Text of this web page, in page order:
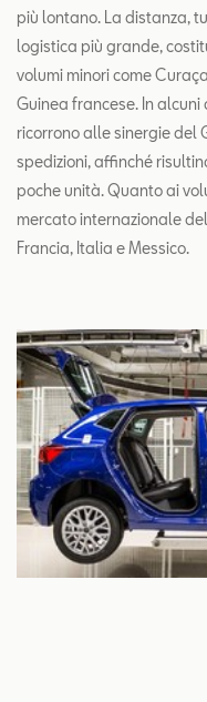
più lontano. La distanza,
logistica più grande,
volumi minori come
Guinea francese. In alcuni
ricorrono alle sinergie del
spedizioni, affinché
poche unità. Quanto ai
mercato internazionale
Francia, Italia e Messico.